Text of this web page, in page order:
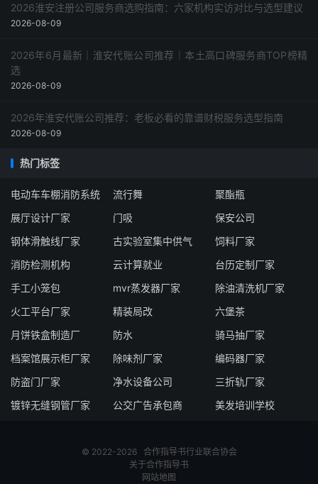
2026淮安注册公司服务商选购指南：六家机构实访对比与选型建议
2026-08-09
2026年6月最新｜淮安代账公司推荐｜本土高口碑服务商TOP榜精
选
2026-08-09
2026年淮安代账公司推荐：老板必看的靠谱财税服务选型指南
2026-08-09
热门标签
电动车车棚消防系统 流行舞
聚酯瓶
展厅设计厂家
门吸
保安公司
钢体滑触线厂家
古实验室集中供气
饲料厂家
消防检测机构
云计算就业
台历定制厂家
手工小笼包
mvr蒸发器厂家
除油清洗机厂家
火工平台厂家
精装局改
六堡茶
月饼铁盒制造厂
防水
骑马抽厂家
档案馆展示柜厂家
除味剂厂家
编码器厂家
防盗门厂家
净水设备公司
三折轨厂家
镀锌无缝钢管厂家
公交广告承包商 美发培训学校
© 2022-2026 合作指导书行业联合协会
关于合作指导书
网站地图